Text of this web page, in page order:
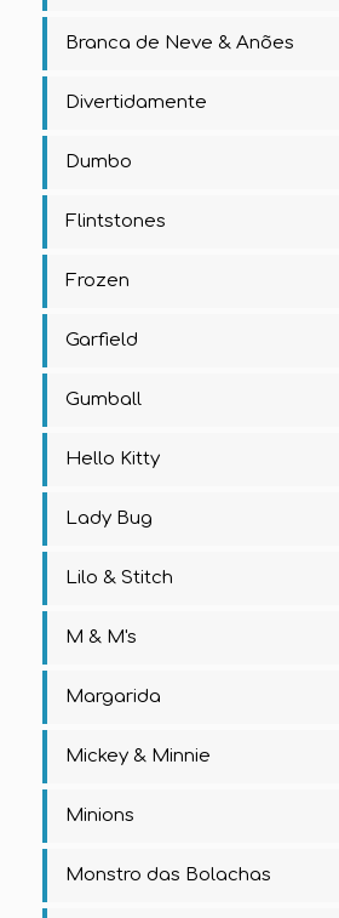
Branca de Neve & Anões
Divertidamente
Dumbo
Flintstones
Frozen
Garfield
Gumball
Hello Kitty
Lady Bug
Lilo & Stitch
M & M's
Margarida
Mickey & Minnie
Minions
Monstro das Bolachas